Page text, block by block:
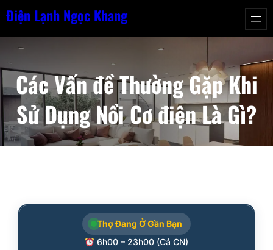
Chuyển
nội
dung
Điện Lạnh Ngọc Khang
Các Vấn đề Thường Gặp Khi
Sử Dụng Nồi Cơ điện Là Gì?
Thợ Đang Ở Gần Bạn
6h00 – 23h00 (Cả CN)